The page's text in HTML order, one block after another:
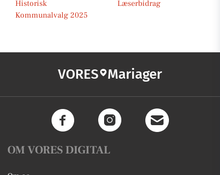
Historisk
Læserbidrag
Kommunalvalg 2025
VORES Mariager
OM VORES DIGITAL